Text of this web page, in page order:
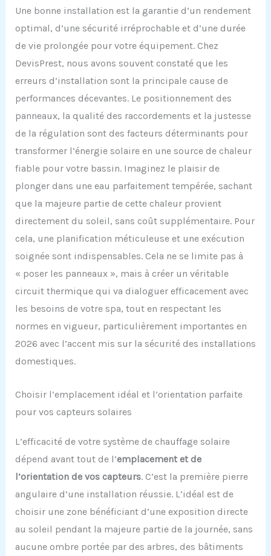
Une bonne installation est la garantie d’un rendement
optimal, d’une sécurité irréprochable et d’une durée
de vie prolongée pour votre équipement. Chez
DevisPrest, nous avons souvent constaté que les
erreurs d’installation sont la principale cause de
performances décevantes. Le positionnement des
panneaux, la qualité des raccordements et la justesse
de la régulation sont des facteurs déterminants pour
transformer l’énergie solaire en une source de chaleur
fiable pour votre bassin. Imaginez le plaisir de
plonger dans une eau parfaitement tempérée, sachant
que la majeure partie de cette chaleur provient
directement du soleil, sans coût supplémentaire. Pour
cela, une planification méticuleuse et une exécution
soignée sont indispensables. Cela ne se limite pas à
« poser les panneaux », mais à créer un véritable
circuit thermique qui va dialoguer efficacement avec
les besoins de votre spa, tout en respectant les
normes en vigueur, particulièrement importantes en
2026 avec l’accent mis sur la sécurité des installations
domestiques.
Choisir l’emplacement idéal et l’orientation parfaite
pour vos capteurs solaires
L’efficacité de votre système de chauffage solaire
dépend avant tout de l’emplacement et de
l’orientation de vos capteurs. C’est la première pierre
angulaire d’une installation réussie. L’idéal est de
choisir une zone bénéficiant d’une exposition directe
au soleil pendant la majeure partie de la journée, sans
aucune ombre portée par des arbres, des bâtiments